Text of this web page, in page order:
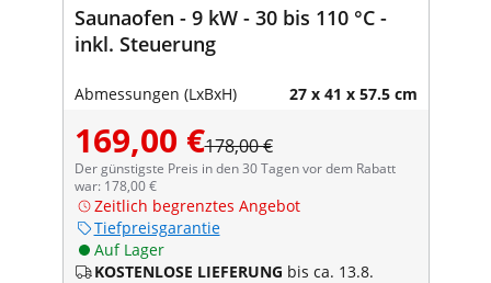
Saunaofen - 9 kW - 30 bis 110 °C -
inkl. Steuerung
Abmessungen (LxBxH) 27 x 41 x 57.5 cm
169,00 €178,00 €
Der günstigste Preis in den 30 Tagen vor dem Rabatt
war: 178,00 €
Zeitlich begrenztes Angebot
Tiefpreisgarantie
Auf Lager
KOSTENLOSE LIEFERUNG bis ca. 13.8.